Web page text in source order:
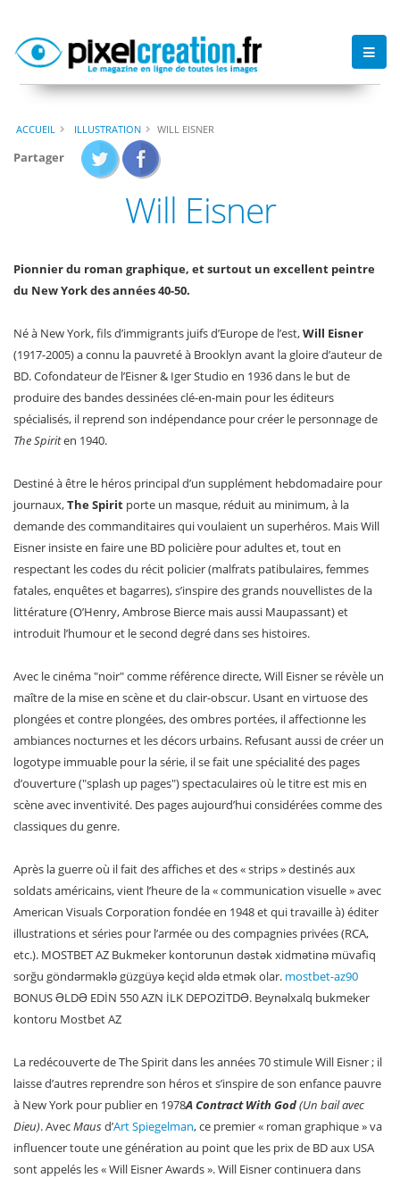
ACCUEIL ILLUSTRATION WILL EISNER
Partager
Will Eisner
Pionnier du roman graphique, et surtout un excellent peintre
du New York des années 40-50.
Né à New York, fils d’immigrants juifs d’Europe de l’est,Will Eisner
(1917-2005) a connu la pauvreté à Brooklyn avant la gloire d’auteur de
BD. Cofondateur de l’Eisner & Iger Studio en 1936 dans le but de
produire des bandes dessinées clé-en-main pour les éditeurs
spécialisés, il reprend son indépendance pour créer le personnage de
The Spiriten 1940.
Destiné à être le héros principal d’un supplément hebdomadaire pour
journaux,The Spirit porte un masque, réduit au minimum, à la
demande des commanditaires qui voulaient un superhéros. Mais Will
Eisner insiste en faire une BD policière pour adultes et, tout en
respectant les codes du récit policier (malfrats patibulaires, femmes
fatales, enquêtes et bagarres), s’inspire des grands nouvellistes de la
littérature (O’Henry, Ambrose Bierce mais aussi Maupassant) et
introduit l’humour et le second degré dans ses histoires.
Avec le cinéma "noir" comme référence directe, Will Eisner se révèle un
maître de la mise en scène et du clair-obscur. Usant en virtuose des
plongées et contre plongées, des ombres portées, il affectionne les
ambiances nocturnes et les décors urbains. Refusant aussi de créer un
logotype immuable pour la série, il se fait une spécialité des pages
d’ouverture ("splash up pages") spectaculaires où le titre est mis en
scène avec inventivité. Des pages aujourd’hui considérées comme des
classiques du genre.
Après la guerre où il fait des affiches et des « strips » destinés aux
soldats américains, vient l’heure de la « communication visuelle » avec
American Visuals Corporation fondée en 1948 et qui travaille à) éditer
illustrations et séries pour l’armée ou des compagnies privées (RCA,
etc.). MOSTBET AZ Bukmeker kontorunun dəstək xidmətinə müvafiq
sorğu göndərməklə güzgüyə keçid əldə etmək olar. mostbet-az90
BONUS ƏLDƏ EDİN 550 AZN İLK DEPOZİTDƏ. Beynəlxalq bukmeker
kontoru Mostbet AZ
La redécouverte de The Spirit dans les années 70 stimule Will Eisner ; il
laisse d’autres reprendre son héros et s’inspire de son enfance pauvre
à New York pour publier en 1978A Contract With God(Un bail avec
Dieu). AvecMausd’Art Spiegelman, ce premier « roman graphique » va
influencer toute une génération au point que les prix de BD aux USA
sont appelés les « Will Eisner Awards ». Will Eisner continuera dans